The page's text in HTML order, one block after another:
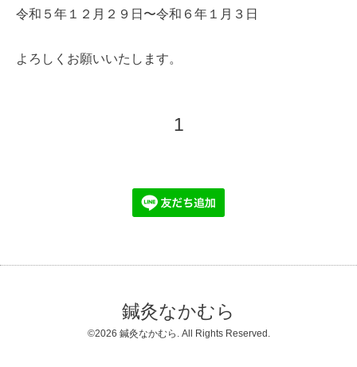
令和５年１２月２９日 〜令和６年１月３日
よろしくお願いいたします。
1
鍼灸なかむら
©2026 鍼灸なかむら . All Rights Reserved.